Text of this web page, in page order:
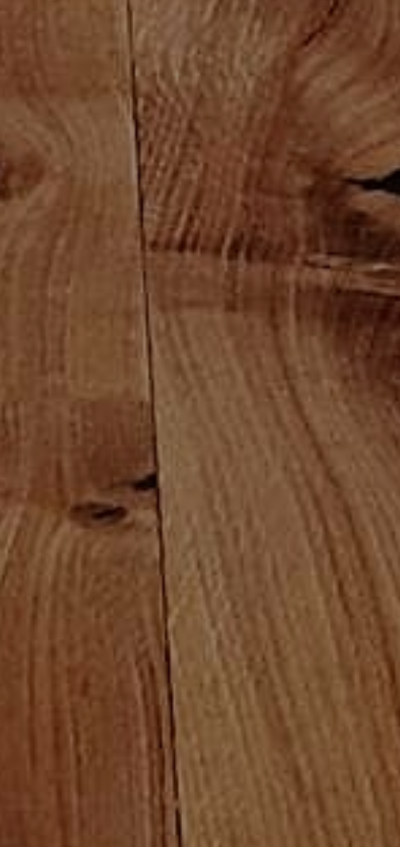
Muebles y trabajos a medida
, al dedicarnos tanto a la fabricación como a la
colocación de los
muebles de madera
podemos
ajustarnos a los gustos y necesidades de todos nuestros
clientes. De esta manera conseguimos elaborar un
mueble totalmente a medida y acorde con el espacio en
el que posteriormente irá colocado.
Para la elaboración y fabricación de cada uno de los
muebles que realizamos utilizamos únicamente maderas
de primera calidad, de esta forma podemos garantizar
tanto el acabado como la durabilidad y funcionalidad del
mismo. Además, contamos con varios modelos
diferentes para que cada cliente pueda encontrar el tono
y el tipo de madera que más se adapta al diseño y
decoración de su vivienda, local comercial o nave